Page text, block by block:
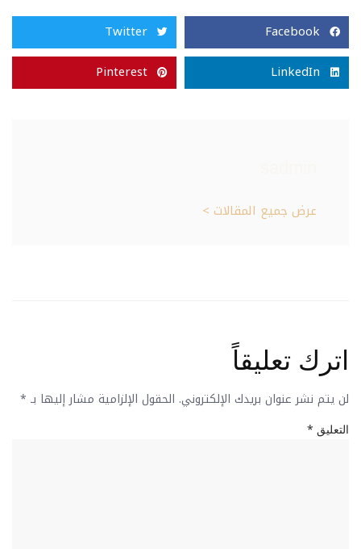
Facebook
Twitter
LinkedIn
Pinterest
عرض جميع المقالات >
اترك تعليقاً
لن يتم نشر عنوان بريدك الإلكتروني. الحقول الإلزامية مشار إليها بـ *
التعليق *